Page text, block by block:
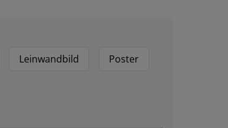
Leinwandbild Poster